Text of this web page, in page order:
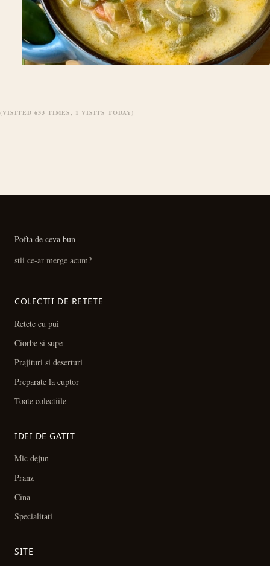
(VISITED 633 TIMES, 1 VISITS TODAY)
Pofta de ceva bun
stii ce-ar merge acum?
COLECTII DE RETETE
Retete cu pui
Ciorbe si supe
Prajituri si deserturi
Preparate la cuptor
Toate colectiile
IDEI DE GATIT
Mic dejun
Pranz
Cina
Specialitati
SITE